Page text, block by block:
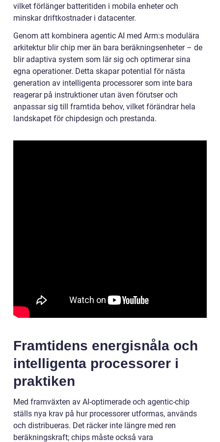
vilket förlänger batteritiden i mobila enheter och
minskar driftkostnader i datacenter.
Genom att kombinera agentic AI med Arm:s modulära
arkitektur blir chip mer än bara beräkningsenheter – de
blir adaptiva system som lär sig och optimerar sina
egna operationer. Detta skapar potential för nästa
generation av intelligenta processorer som inte bara
reagerar på instruktioner utan även förutser och
anpassar sig till framtida behov, vilket förändrar hela
landskapet för chipdesign och prestanda.
Framtidens energisnåla och
intelligenta processorer i
praktiken
Med framväxten av AI-optimerade och agentic-chip
ställs nya krav på hur processorer utformas, används
och distribueras. Det räcker inte längre med ren
beräkningskraft; chips måste också vara